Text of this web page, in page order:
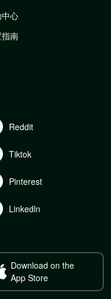
心
南
Reddit
Tiktok
Pinterest
Linkedln
Download on the
App Store